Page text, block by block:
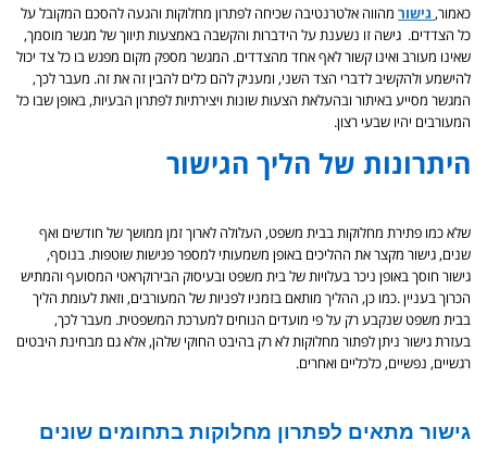
כאמור, גישור מהווה אלטרנטיבה שכיחה לפתרון מחלוקות והגעה להסכם המקובל על
כל הצדדים. גישה זו נשענת על הידברות והקשבה באמצעות תיווך של מגשר מוסמך,
שאינו מעורב ואינו קשור לאף אחד מהצדדים. המגשר מספק מקום מפגש בו כל צד יכול
להישמע ולהקשיב לדברי הצד השני, ומעניק להם כלים להבין זה את זה. מעבר לכך,
המגשר מסייע באיתור ובהעלאת הצעות שונות ויצירתיות לפתרון הבעיות, באופן שבו כל
המעורבים יהיו שבעי רצון.
היתרונות של הליך הגישור
שלא כמו פתירת מחלוקות בבית משפט, העלולה לארוך זמן ממושך של חודשים ואף
שנים, גישור מקצר את ההליכים באופן משמעותי למספר פגישות שוטפות. בנוסף,
גישור חוסך באופן ניכר בעלויות של בית משפט ובעיסוק הבירוקראטי המסועף והמתיש
הכרוך בעניין .כמו כן, ההליך מותאם בזמניו לפניות של המעורבים, וזאת לעומת הליך
בבית משפט שנקבע רק על פי מועדים הנוחים למערכת המשפטית. מעבר לכך,
בעזרת גישור ניתן לפתור מחלוקות לא רק בהיבט החוקי שלהן, אלא גם מבחינת היבטים
רגשיים, נפשיים, כלכליים ואחרים.
גישור מתאים לפתרון מחלוקות בתחומים שונים